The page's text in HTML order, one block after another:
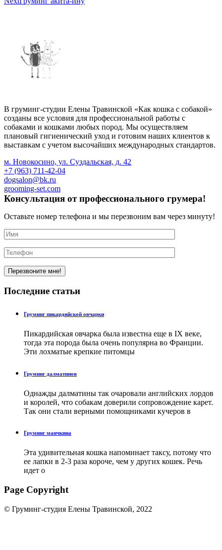
В груминг-студии Елены Травинской «Как кошка с собакой»
созданы все условия для профессиональной работы с
собаками и кошками любых пород. Мы осуществляем
плановый гигиенический уход и готовим наших клиентов к
выставкам с учетом высочайших международных стандартов.
м. Новокосино, ул. Суздальская, д. 42
+7 (963) 711-42-04
dogsalon@bk.ru
grooming-set.com
Консультация от профессионального грумера!
Оставьте номер телефона и мы перезвоним вам через минуту!
Последние статьи
Груминг пикардийской овчарки
Пикардийская овчарка была известна еще в IX веке,
тогда эта порода была очень популярна во Франции.
Эти лохматые крепкие питомцы
Груминг далматинов
Однажды далматины так очаровали английских лордов
и королей, что собакам доверили сопровождение карет.
Так они стали верными помощниками кучеров в
Груминг манчкина
Эта удивительная кошка напоминает таксу, потому что
ее лапки в 2-3 раза короче, чем у других кошек. Речь
идет о
Page Copyright
© Груминг-студия Елены Травинской, 2022